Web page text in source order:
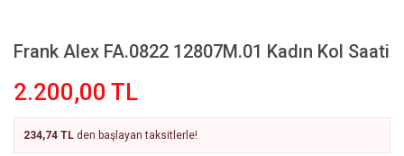
Frank Alex FA.0822 12807M.01 Kadın Kol Saati
2.200,00 TL
234,74 TL den başlayan taksitlerle!